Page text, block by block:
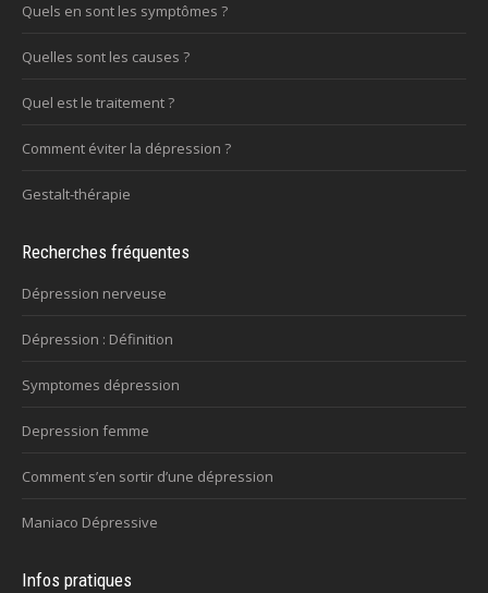
Quels en sont les symptômes ?
Quelles sont les causes ?
Quel est le traitement ?
Comment éviter la dépression ?
Gestalt-thérapie
Recherches fréquentes
Dépression nerveuse
Dépression : Définition
Symptomes dépression
Depression femme
Comment s’en sortir d’une dépression
Maniaco Dépressive
Infos pratiques